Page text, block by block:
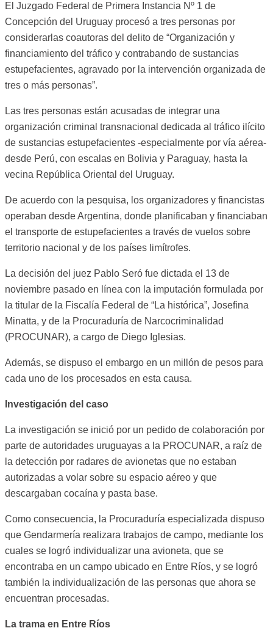
El Juzgado Federal de Primera Instancia Nº 1 de
Concepción del Uruguay procesó a tres personas por
considerarlas coautoras del delito de “Organización y
financiamiento del tráfico y contrabando de sustancias
estupefacientes, agravado por la intervención organizada de
tres o más personas”.
Las tres personas están acusadas de integrar una
organización criminal transnacional dedicada al tráfico ilícito
de sustancias estupefacientes -especialmente por vía aérea-
desde Perú, con escalas en Bolivia y Paraguay, hasta la
vecina República Oriental del Uruguay.
De acuerdo con la pesquisa, los organizadores y financistas
operaban desde Argentina, donde planificaban y financiaban
el transporte de estupefacientes a través de vuelos sobre
territorio nacional y de los países limítrofes.
La decisión del juez Pablo Seró fue dictada el 13 de
noviembre pasado en línea con la imputación formulada por
la titular de la Fiscalía Federal de “La histórica”, Josefina
Minatta, y de la Procuraduría de Narcocriminalidad
(PROCUNAR), a cargo de Diego Iglesias.
Además, se dispuso el embargo en un millón de pesos para
cada uno de los procesados en esta causa.
Investigación del caso
La investigación se inició por un pedido de colaboración por
parte de autoridades uruguayas a la PROCUNAR, a raíz de
la detección por radares de avionetas que no estaban
autorizadas a volar sobre su espacio aéreo y que
descargaban cocaína y pasta base.
Como consecuencia, la Procuraduría especializada dispuso
que Gendarmería realizara trabajos de campo, mediante los
cuales se logró individualizar una avioneta, que se
encontraba en un campo ubicado en Entre Ríos, y se logró
también la individualización de las personas que ahora se
encuentran procesadas.
La trama en Entre Ríos